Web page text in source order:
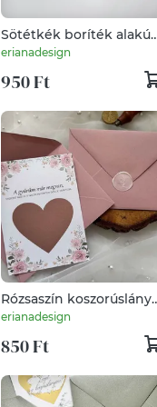
Sötétkék boríték alakú
meghívó ballagásra vagy
diplomaosztóra
erianadesign
950 Ft
Rózsaszín koszorúslány
felkérő, tanúfelkérő
kártya sorsjegy
erianadesign
850 Ft